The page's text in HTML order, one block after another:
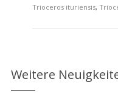
Trioceros ituriensis,
Weitere